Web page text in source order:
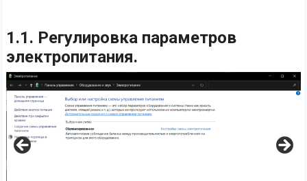
1.1. Регулировка параметров
электропитания.